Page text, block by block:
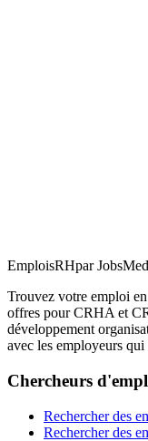
EmploisRHpar
Trouvez votre emploi
offres pour CRHA et
développement
avec les employeurs
Chercheurs
Rechercher des
Rechercher des